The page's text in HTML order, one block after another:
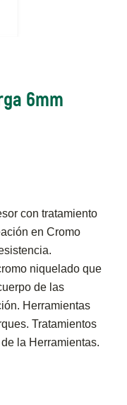
6mm
con tratamiento
en Cromo
niquelado que
de las
Herramientas
Tratamientos
la Herramientas.